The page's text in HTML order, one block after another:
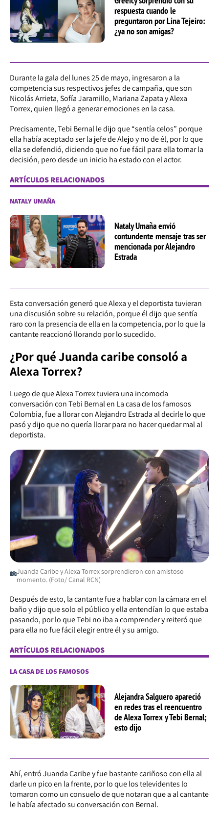
respuesta cuando le
preguntaron por Lina Tejeiro:
¿ya no son amigas?
Durante la gala del lunes 25 de mayo, ingresaron a la
competencia sus respectivos jefes de campaña, que son
Nicolás Arrieta, Sofía Jaramillo, Mariana Zapata y Alexa
Torrex, quien llegó a generar emociones en la casa.
Precisamente, Tebi Bernal le dijo que “sentía celos” porque
ella había aceptado ser la jefe de Alejo y no de él, por lo que
ella se defendió, diciendo que no fue fácil para ella tomar la
decisión, pero desde un inicio ha estado con el actor.
ARTÍCULOS RELACIONADOS
NATALY UMAÑA
Nataly Umaña envió
contundente mensaje tras ser
mencionada por Alejandro
Estrada
Esta conversación generó que Alexa y el deportista tuvieran
una discusión sobre su relación, porque él dijo que sentía
raro con la presencia de ella en la competencia, por lo que la
cantante reaccionó llorando por lo sucedido.
¿Por qué Juanda caribe consoló a
Alexa Torrex?
Luego de que Alexa Torrex tuviera una incomoda
conversación con Tebi Bernal en La casa de los famosos
Colombia, fue a llorar con Alejandro Estrada al decirle lo que
pasó y dijo que no quería llorar para no hacer quedar mal al
deportista.
Juanda Caribe y Alexa Torrex sorprendieron con amistoso
momento. (Foto/ Canal RCN)
Después de esto, la cantante fue a hablar con la cámara en el
baño y dijo que solo el público y ella entendían lo que estaba
pasando, por lo que Tebi no iba a comprender y reiteró que
para ella no fue fácil elegir entre él y su amigo.
ARTÍCULOS RELACIONADOS
LA CASA DE LOS FAMOSOS
Alejandra Salguero apareció
en redes tras el reencuentro
de Alexa Torrex y Tebi Bernal;
esto dijo
Ahí, entró Juanda Caribe y fue bastante cariñoso con ella al
darle un pico en la frente, por lo que los televidentes lo
tomaron como un consuelo de que notaran que a al cantante
le había afectado su conversación con Bernal.